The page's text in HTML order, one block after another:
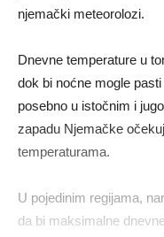
njemački meteorolozi.
Dnevne temperature u
dok bi noćne mogle
posebno u istočnim i
zapadu Njemačke
temperaturama.
U pojedinim regijama,
da bi maksimalne